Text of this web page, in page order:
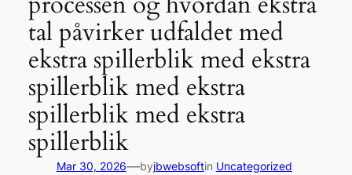
tal påvirker udfaldet med
ekstra spillerblik med ekstra
spillerblik med ekstra
spillerblik med ekstra
spillerblik
Mar 30, 2026—byjbwebsoftin Uncategorized